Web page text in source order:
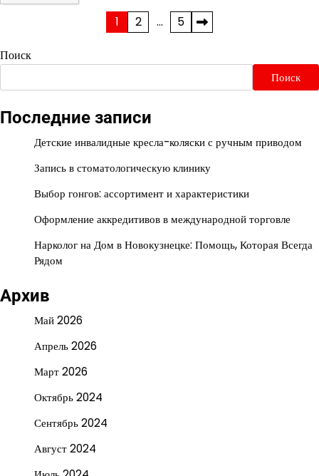
записей
1 2 … 5
Поиск
Поиск
Последние записи
Детские инвалидные кресла-коляски с ручным приводом
Запись в стоматологическую клинику
Выбор гонгов: ассортимент и характеристики
Оформление аккредитивов в международной торговле
Нарколог на Дом в Новокузнецке: Помощь, Которая Всегда
Рядом
Архив
Май 2026
Апрель 2026
Март 2026
Октябрь 2024
Сентябрь 2024
Август 2024